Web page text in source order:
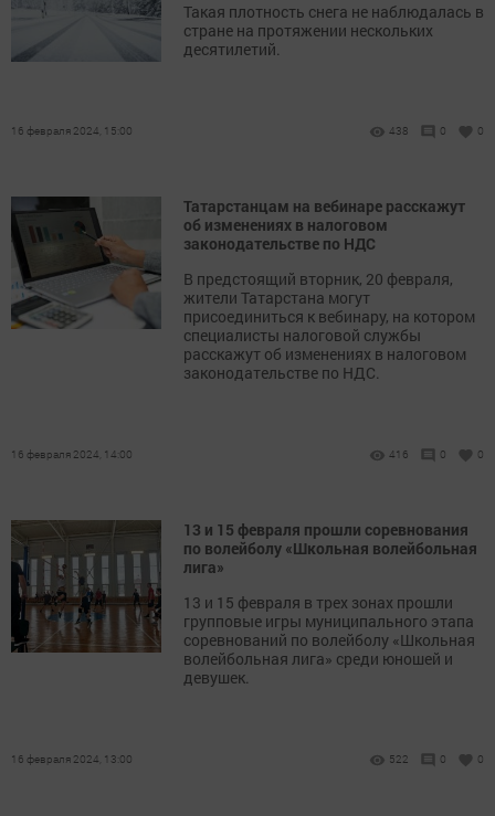
Такая плотность снега не наблюдалась в
стране на протяжении нескольких
десятилетий.
16 февраля 2024, 15:00 438 0 0
Татарстанцам на вебинаре расскажут
об изменениях в налоговом
законодательстве по НДС
В предстоящий вторник, 20 февраля,
жители Татарстана могут
присоединиться к вебинару, на котором
специалисты налоговой службы
расскажут об изменениях в налоговом
законодательстве по НДС.
16 февраля 2024, 14:00 416 0 0
13 и 15 февраля прошли соревнования
по волейболу «Школьная волейбольная
лига»
13 и 15 февраля в трех зонах прошли
групповые игры муниципального этапа
соревнований по волейболу «Школьная
волейбольная лига» среди юношей и
девушек.
16 февраля 2024, 13:00 522 0 0